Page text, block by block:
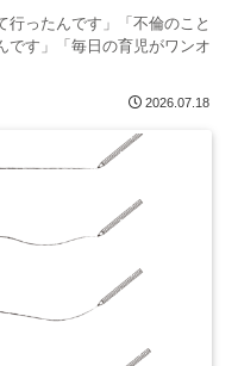
行ったんです」「不倫のこと
です」「毎日の育児がワンオ
2026.07.18